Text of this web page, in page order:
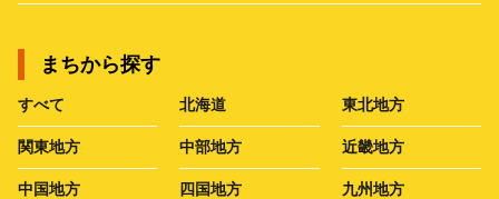
まちから探す
すべて 北海道 東北地方
関東地方 中部地方 近畿地方
中国地方 四国地方 九州地方